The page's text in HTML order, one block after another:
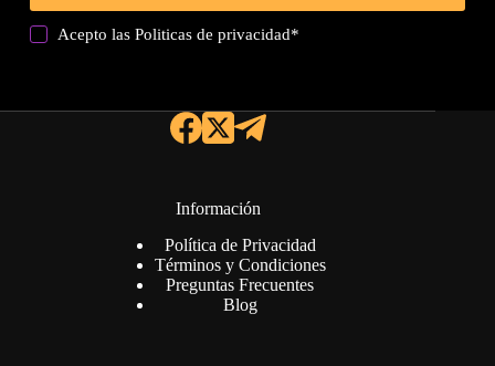
Acepto lasPoliticas de privacidad*
Información
Política de Privacidad
Términos y Condiciones
Preguntas Frecuentes
Blog